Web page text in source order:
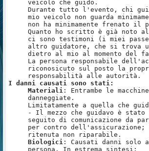
veicolo che guido.
Durante tutto l'evento, chi
mio veicolo non guarda
non ha minimamente frenato il
Quanto ho scritto è già noto
ci sono testimoni (i miei
altro guidatore, che si trova
dietro al mio al momento del
La persona responsabile
riconosicuto sul posto la
responsabilità alle autorità.
I danni causati sono stati:
Materiali : Entrambe le
danneggiate.
Limitatamente a quella che
- Il mezzo che guidavo è stato
seguito di comunicazione da
per contro
ritenuta non riparabile.
Biologici : Causati danni solo
persona. In estrema sintesi: